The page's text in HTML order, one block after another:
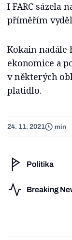
I FARC sázela
příměřím
Kokain
ekonomice a
v některých
platidlo.
24. 11. 2021 min
Politika
Breaking